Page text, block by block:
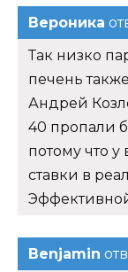
Вероника
Так низко
печень
Андрей
40 пропали
потому что
ставки в
Benjamin